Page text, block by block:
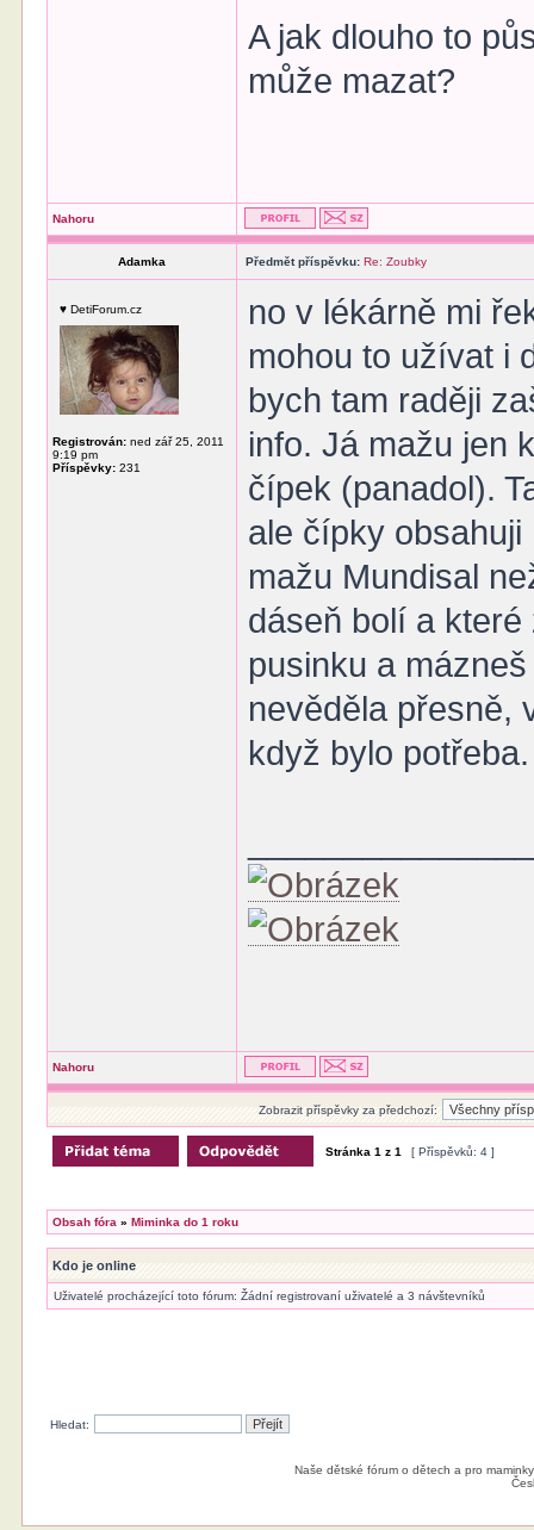
A jak dlouho to
může mazat?
Nahoru
Adamka Předmět příspěvku: Re: Zoubky
♥ DetiForum.cz
Registrován: ned zář 25, 2011
9:19 pm
Příspěvky: 231
no v lékárně mi
mohou to užívat i
bych tam raději
info. Já mažu jen
čípek (panadol).
ale čípky
mažu Mundisal
dáseň bolí a
pusinku a
nevěděla přesně,
když bylo potřeba.
Nahoru
Zobrazit příspěvky za předchozí:
Stránka1 z1 [ Příspěvků: 4 ]
Obsah fóra »Miminka do 1 roku
Kdo je online
Uživatelé procházející toto fórum: Žádní registrovaní uživatelé a 3 návštevníků
Hledat:
Naše dětské fórum o dětech a pro